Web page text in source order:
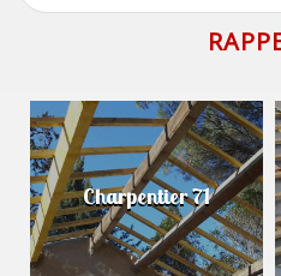
Charpentier 71